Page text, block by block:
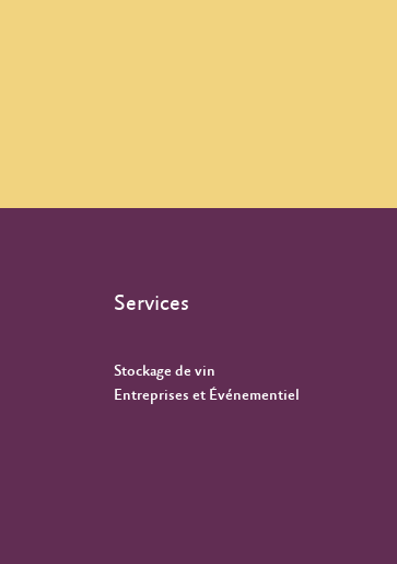
Services
Stockage de vin
Entreprises et Événementiel